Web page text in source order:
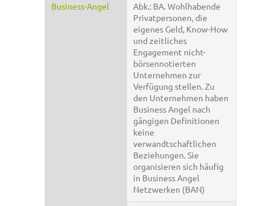
Business-Angel
Abk.: BA. Wohlhabende
Privatpersonen, die
eigenes Geld, Know-How
und zeitliches
Engagement nicht-
börsennotierten
Unternehmen zur
Verfügung stellen. Zu
den Unternehmen haben
Business Angel nach
gängigen Definitionen
keine
verwandtschaftlichen
Beziehungen. Sie
organisieren sich häufig
in Business Angel
Netzwerken (BAN)